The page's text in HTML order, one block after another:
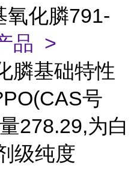
氧化膦791-
品 >
膦基础特性
号
278.29,为白
级纯度